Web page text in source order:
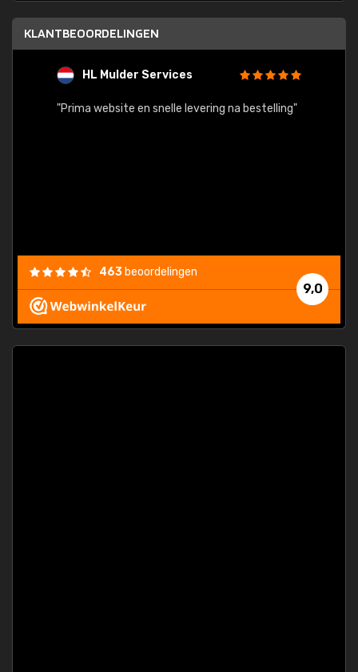
KLANTBEOORDELINGEN
HL Mulder Services
"Prima website en snelle levering na bestelling"
9,0
463 beoordelingen